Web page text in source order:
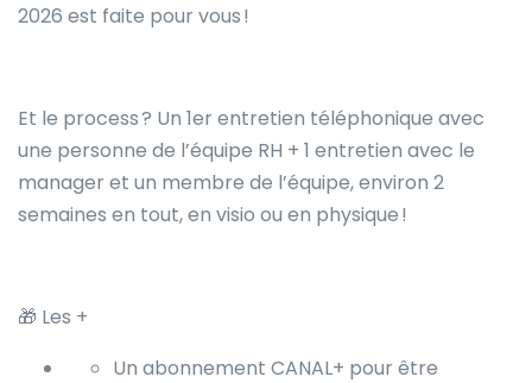
2026 est faite pour vous !
Et le process ? Un 1er entretien téléphonique avec
une personne de l’équipe RH + 1 entretien avec le
manager et un membre de l’équipe, environ 2
semaines en tout, en visio ou en physique !
🎁 Les +
Un abonnement CANAL+ pour être